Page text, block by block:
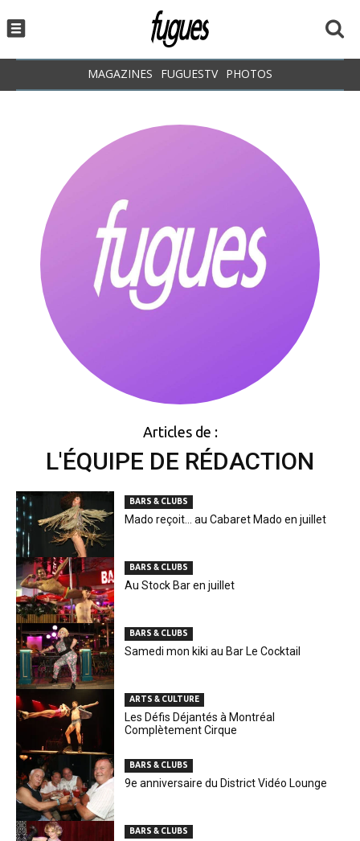
MAGAZINES FUGUESTV PHOTOS
Articles de :
L'ÉQUIPE DE RÉDACTION
BARS & CLUBS
Mado reçoit… au Cabaret Mado en juillet
BARS & CLUBS
Au Stock Bar en juillet
BARS & CLUBS
Samedi mon kiki au Bar Le Cocktail
ARTS & CULTURE
Les Défis Déjantés à Montréal
Complètement Cirque
BARS & CLUBS
9e anniversaire du District Vidéo Lounge
BARS & CLUBS